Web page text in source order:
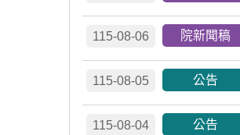
115-08-06 院新聞稿
115-08-05 公告
115-08-04 公告